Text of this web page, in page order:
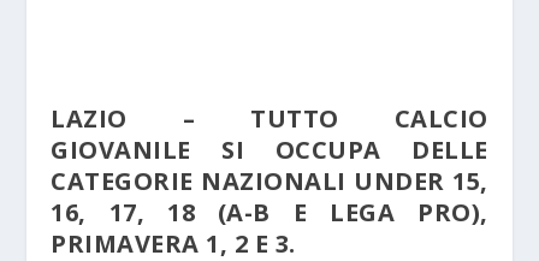
LAZIO – TUTTO CALCIO
GIOVANILE SI OCCUPA DELLE
CATEGORIE NAZIONALI UNDER 15,
16, 17, 18 (A-B E LEGA PRO),
PRIMAVERA 1, 2 E 3.